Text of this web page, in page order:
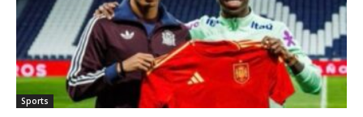
Sports